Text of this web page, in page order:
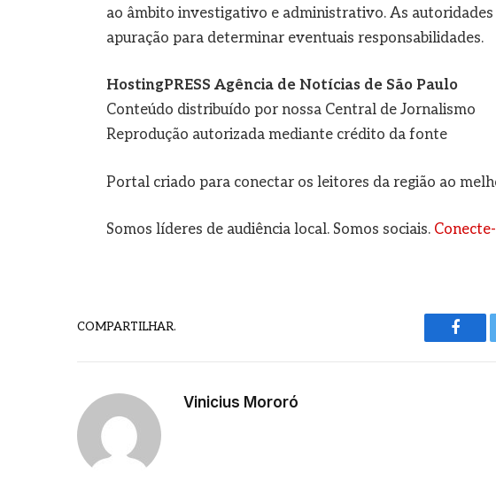
ao âmbito investigativo e administrativo. As
apuração para determinar eventuais responsabilidades.
HostingPRESS Agência de Notícias de São Paulo
Conteúdo distribuído por nossa Central de Jornalismo
Reprodução autorizada mediante crédito da fonte
Portal criado para conectar os leitores da região ao
Somos líderes de audiência local. Somos sociais.
COMPARTILHAR.
Vinicius Mororó